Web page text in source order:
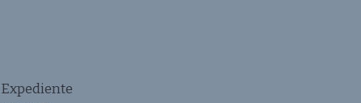
Expediente